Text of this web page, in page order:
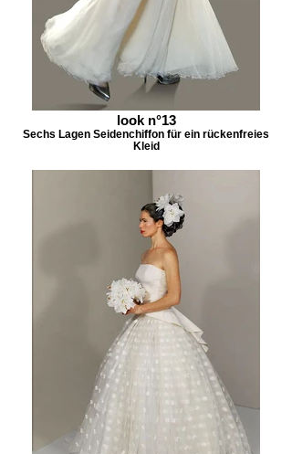
look n°13
Sechs Lagen Seidenchiffon für ein rückenfreies
Kleid